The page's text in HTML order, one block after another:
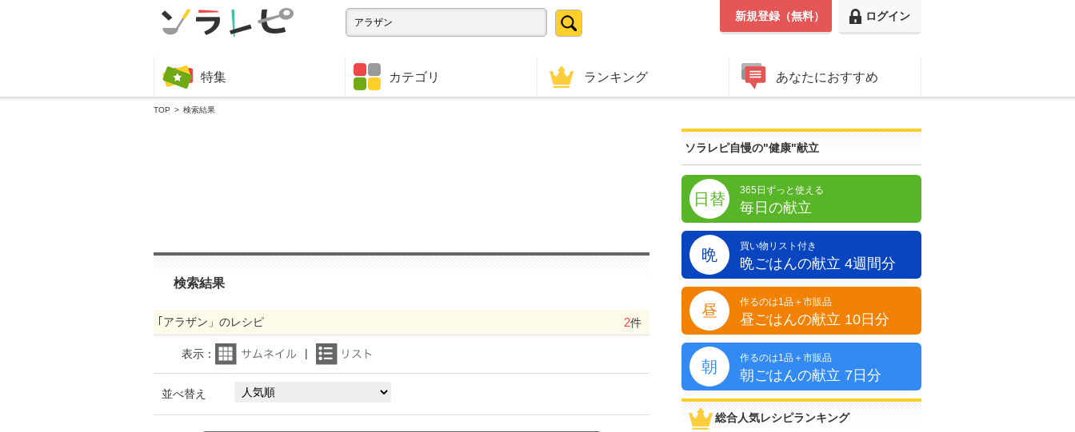
ログイン
新規登録（無料）
特集 カテゴリ ランキング あなたにおすすめ
TOP 検索結果
検索結果
｢アラザン」のレシピ 2件
表示：
並べ替え
ソラレピ自慢の"健康"献立
日替 365日ずっと使える
毎日の献立
晩 買い物リスト付き
晩ごはんの献立 4週間分
昼 作るのは1品＋市販品
昼ごはんの献立 10日分
朝 作るのは1品＋市販品
朝ごはんの献立 7日分
総合人気レシピランキング